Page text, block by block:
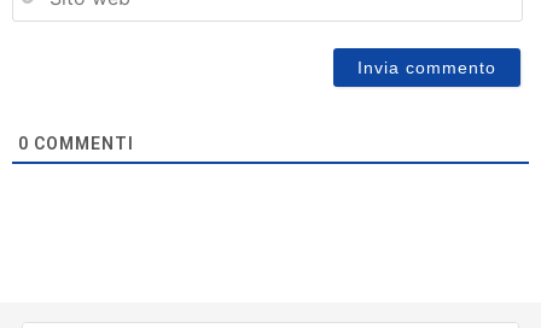
0 COMMENTI